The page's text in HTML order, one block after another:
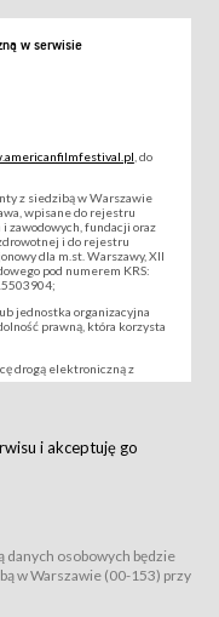
w serwisie
, do
z siedzibą w Warszawie
wpisane do rejestru
zawodowych, fundacji oraz
i do rejestru
dla m.st. Warszawy, XII
pod numerem KRS:
jednostka organizacyjna
prawną, która korzysta
drogą elektroniczną z
umowy z
w Wydarzeniu,
tj. uprawniające
filmowych,
i akceptuję go
osobowych będzie
w Warszawie (00-153) przy